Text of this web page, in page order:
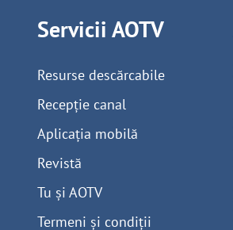
Servicii AOTV
Resurse descărcabile
Recepție canal
Aplicația mobilă
Revistă
Tu și AOTV
Termeni și condiții